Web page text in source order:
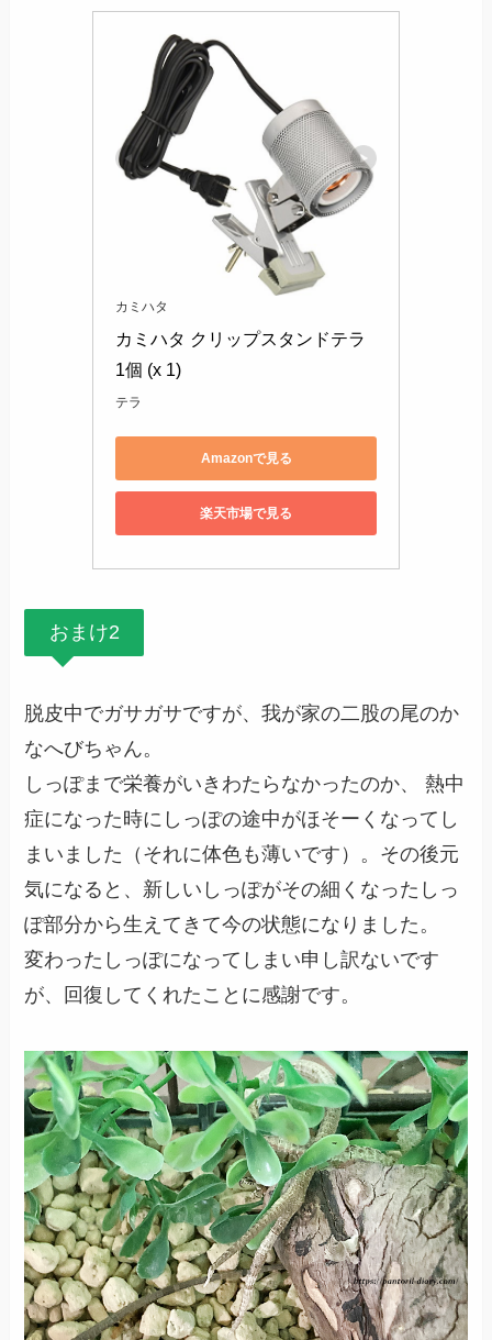
カミハタ
カミハタ クリップスタンドテラ
1個 (x 1)
テラ
Amazonで見る
楽天市場で見る
おまけ2
脱皮中でガサガサですが、我が家の二股の尾のか
なへびちゃん。
しっぽまで栄養がいきわたらなかったのか、 熱中
症になった時にしっぽの途中がほそーくなってし
まいました（それに体色も薄いです）。その後元
気になると、新しいしっぽがその細くなったしっ
ぽ部分から生えてきて今の状態になりました。
変わったしっぽになってしまい申し訳ないです
が、回復してくれたことに感謝です。